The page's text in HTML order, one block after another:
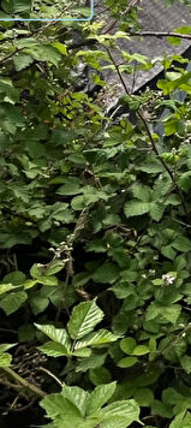
excessive.
d'énergie
9250€.
(abonnement